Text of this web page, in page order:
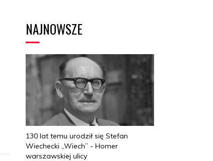
NAJNOWSZE
130 lat temu urodził się Stefan
Wiechecki „Wiech” - Homer
warszawskiej ulicy